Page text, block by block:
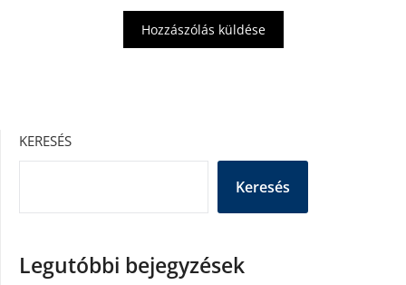
KERESÉS
Keresés
Legutóbbi bejegyzések